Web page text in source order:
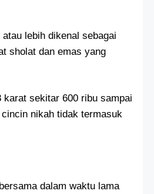
atau lebih dikenal sebagai
sholat dan emas yang
karat sekitar 600 ribu sampai
nikah tidak termasuk
dalam waktu lama